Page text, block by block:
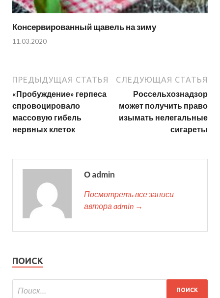
Консервированный щавель на зиму
11.03.2020
ПРЕДЫДУЩАЯ СТАТЬЯ
«Пробуждение» герпеса
спровоцировало
массовую гибель
нервных клеток
СЛЕДУЮЩАЯ СТАТЬЯ
Россельхознадзор
может получить право
изымать нелегальные
сигареты
О admin
Посмотреть все записи
автора admin →
ПОИСК